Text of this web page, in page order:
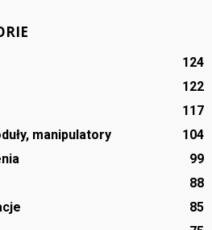
124
122
117
manipulatory
104
99
88
85